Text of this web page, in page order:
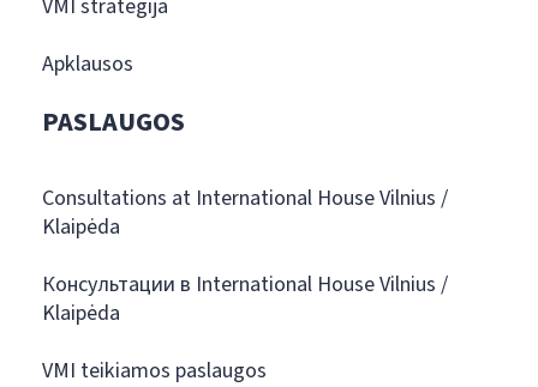
VMI strategija
Apklausos
PASLAUGOS
Consultations at International House Vilnius /
Klaipėda
Консультации в International House Vilnius /
Klaipėda
VMI teikiamos paslaugos